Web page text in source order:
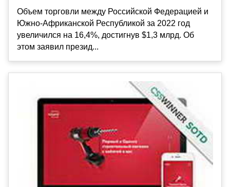
Объем торговли между Российской Федерацией и
Южно-Африканской Республикой за 2022 год
увеличился на 16,4%, достигнув $1,3 млрд. Об
этом заявил презид...